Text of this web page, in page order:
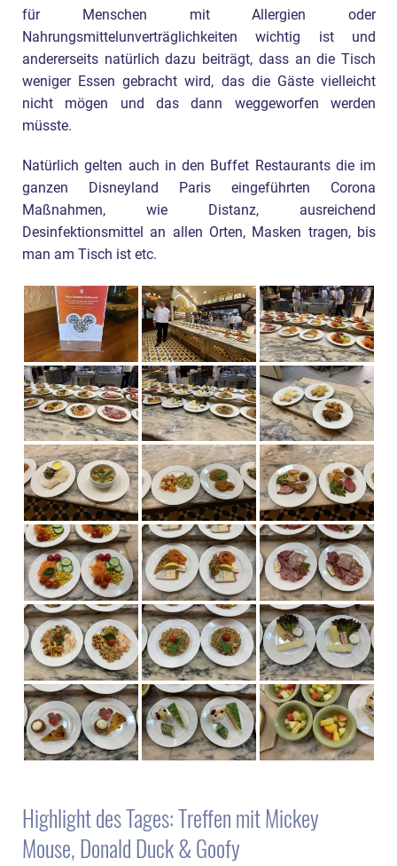
für Menschen mit Allergien oder
Nahrungsmittelunverträglichkeiten wichtig ist und
andererseits natürlich dazu beiträgt, dass an die Tisch
weniger Essen gebracht wird, das die Gäste vielleicht
nicht mögen und das dann weggeworfen werden
müsste.
Natürlich gelten auch in den Buffet Restaurants die im
ganzen Disneyland Paris eingeführten Corona
Maßnahmen, wie Distanz, ausreichend
Desinfektionsmittel an allen Orten, Masken tragen, bis
man am Tisch ist etc.
Highlight des Tages: Treffen mit Mickey
Mouse, Donald Duck & Goofy